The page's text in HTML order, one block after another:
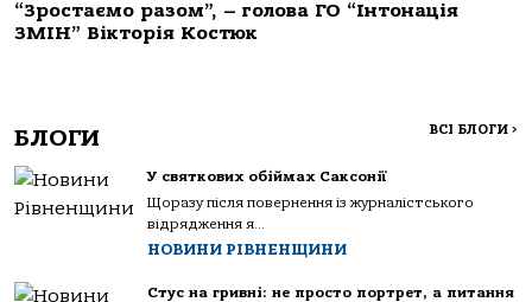
“Зростаємо разом”, – голова ГО “Інтонація
ЗМІН” Вікторія Костюк
БЛОГИ ВСІ БЛОГИ >
У святкових обіймах Саксонії
Щоразу після повернення із журналістського
відрядження я...
НОВИНИ РІВНЕНЩИНИ
Стус на гривні: не просто портрет, а питання